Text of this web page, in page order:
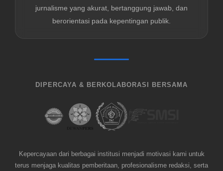
jurnalisme yang akurat, bertanggung jawab, dan
berorientasi pada kepentingan publik.
DIPERCAYA & BERKOLABORASI BERSAMA
Kepercayaan dari berbagai institusi menjadi motivasi kami untuk
terus menjaga kualitas pemberitaan, profesionalisme redaksi, serta